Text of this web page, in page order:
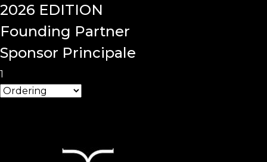
2026 EDITION
Founding Partner
Sponsor Principale
1